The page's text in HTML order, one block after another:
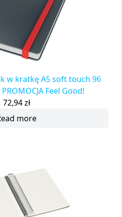
w kratkę A5 soft touch 96
Feel Good!
72,94zł
more